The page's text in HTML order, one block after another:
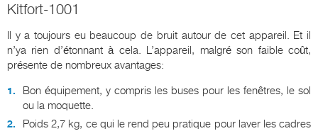
Kitfort-1001
Il y a toujours eu beaucoup de bruit autour de cet appareil. Et il
n’ya rien d’étonnant à cela. L’appareil, malgré son faible coût,
présente de nombreux avantages:
Bon équipement, y compris les buses pour les fenêtres, le sol
ou la moquette.
Poids 2,7 kg, ce qui le rend peu pratique pour laver les cadres